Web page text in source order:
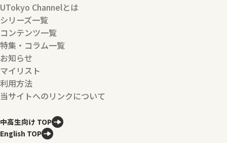
UTokyo Channelとは
シリーズ一覧
コンテンツ一覧
特集・コラム一覧
お知らせ
マイリスト
利用方法
当サイトへのリンクについて
中高生向け TOP
English TOP